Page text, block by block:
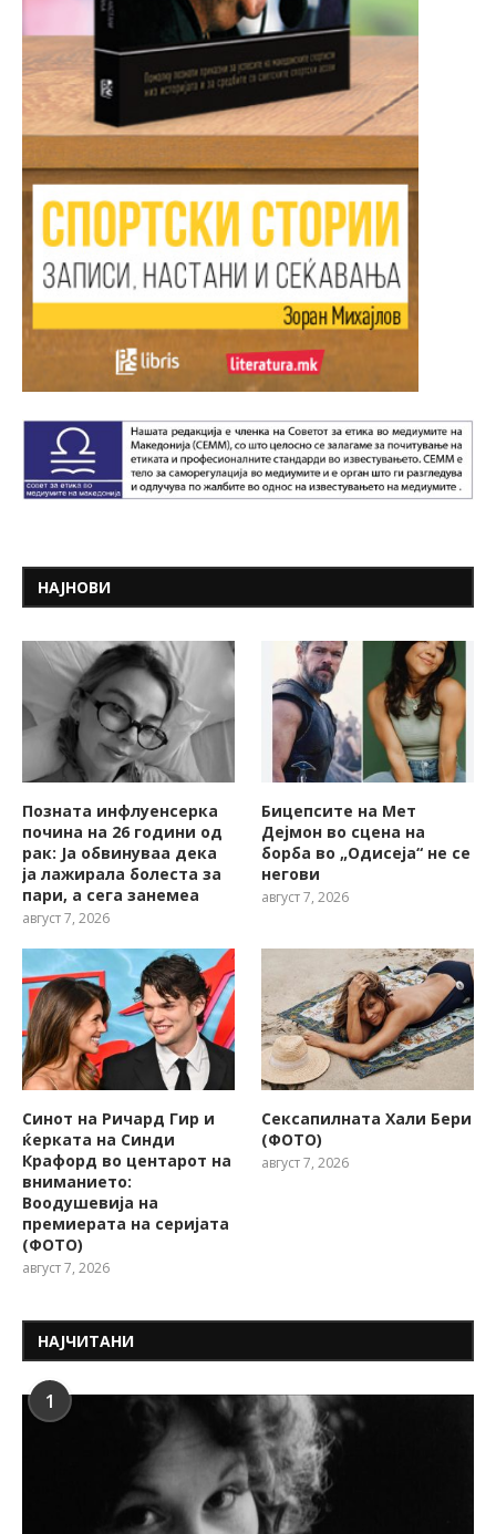
НАЈНОВИ
Позната инфлуенсерка
почина на 26 години од
рак: Ја обвинуваа дека
ја лажирала болеста за
пари, а сега занемеа
август 7, 2026
Бицепсите на Мет
Дејмон во сцена на
борба во „Одисеја“ не се
негови
август 7, 2026
Синот на Ричард Гир и
ќерката на Синди
Крафорд во центарот на
вниманието:
Воодушевија на
премиерата на серијата
(ФОТО)
август 7, 2026
Сексапилната Хали Бери
(ФОТО)
август 7, 2026
НАЈЧИТАНИ
1